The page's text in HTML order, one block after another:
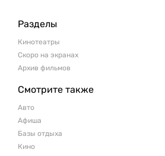
Разделы
Кинотеатры
Скоро на экранах
Архив фильмов
Смотрите также
Авто
Афиша
Базы отдыха
Кино